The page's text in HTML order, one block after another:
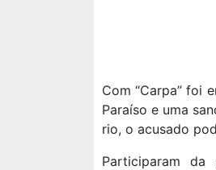
Com “Carpa” foi
Paraíso e uma
rio, o acusado
Participaram da